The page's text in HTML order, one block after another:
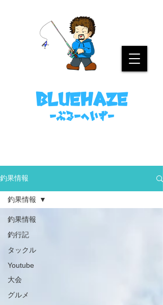
bluehaze
​－ぶるーへいずー
釣果情報
釣果情報
釣行記
タックル
Youtube
大会
グルメ
釣果情報